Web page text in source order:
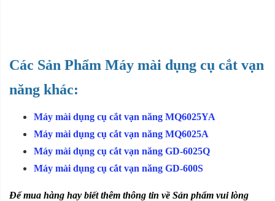
Các Sản Phẩm Máy mài dụng cụ cắt vạn
năng khác:
Máy mài dụng cụ cắt vạn năng MQ6025YA
Máy mài dụng cụ cắt vạn năng MQ6025A
Máy mài dụng cụ cắt vạn năng GD-6025Q
Máy mài dụng cụ cắt vạn năng GD-600S
Để mua hàng hay biết thêm thông tin về Sản phẩm vui lòng